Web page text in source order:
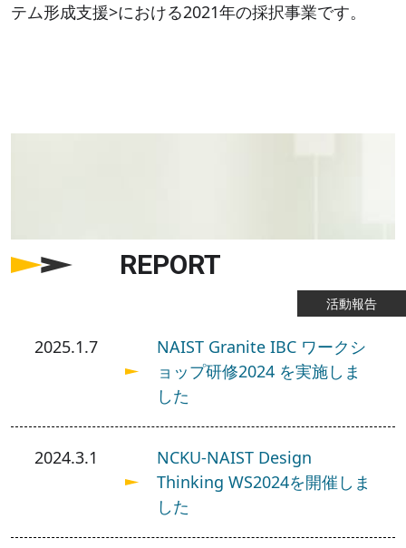
テム形成支援>における2021年の採択事業です。
REPORT
活動報告
2025.1.7
NAIST Granite IBC ワークシ
ョップ研修2024 を実施しま
した
2024.3.1
NCKU-NAIST Design
Thinking WS2024を開催しま
した